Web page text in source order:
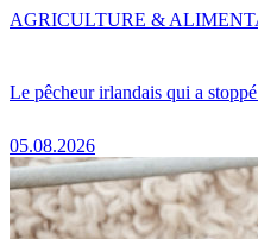
Le pêcheur irlandais qui a
05.08.2026
AGRICULTURE &